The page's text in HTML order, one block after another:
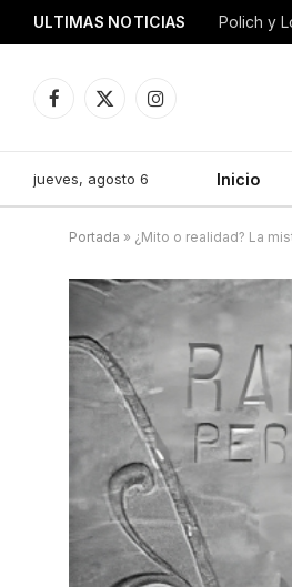
ULTIMAS NOTICIAS
Facebook
X
Instagram
jueves, agosto 6 Inicio
Portada » ¿Mito o realidad? La